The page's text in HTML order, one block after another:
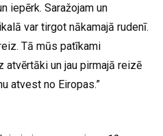
iepērk. Saražojam un
var tirgot nākamajā rudenī.
Tā mūs patīkami
un jau pirmajā reizē
atvest no Eiropas.”